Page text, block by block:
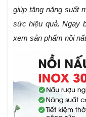
giúp tăng năng suất
sức hiệu quả. Ngay
xem sản phẩm nồi